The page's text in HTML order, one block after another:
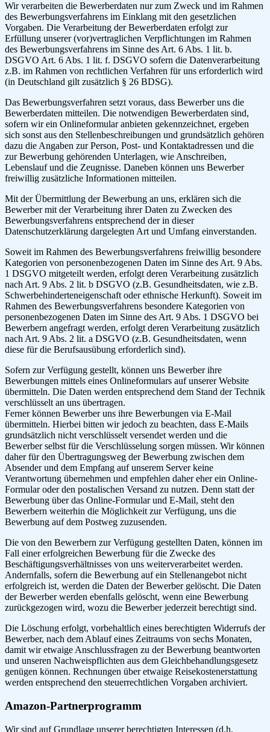
Wir verarbeiten die Bewerberdaten nur zum Zweck und im Rahmen
des Bewerbungsverfahrens im Einklang mit den gesetzlichen
Vorgaben. Die Verarbeitung der Bewerberdaten erfolgt zur
Erfüllung unserer (vor)vertraglichen Verpflichtungen im Rahmen
des Bewerbungsverfahrens im Sinne des Art. 6 Abs. 1 lit. b.
DSGVO Art. 6 Abs. 1 lit. f. DSGVO sofern die Datenverarbeitung
z.B. im Rahmen von rechtlichen Verfahren für uns erforderlich wird
(in Deutschland gilt zusätzlich § 26 BDSG).
Das Bewerbungsverfahren setzt voraus, dass Bewerber uns die
Bewerberdaten mitteilen. Die notwendigen Bewerberdaten sind,
sofern wir ein Onlineformular anbieten gekennzeichnet, ergeben
sich sonst aus den Stellenbeschreibungen und grundsätzlich gehören
dazu die Angaben zur Person, Post- und Kontaktadressen und die
zur Bewerbung gehörenden Unterlagen, wie Anschreiben,
Lebenslauf und die Zeugnisse. Daneben können uns Bewerber
freiwillig zusätzliche Informationen mitteilen.
Mit der Übermittlung der Bewerbung an uns, erklären sich die
Bewerber mit der Verarbeitung ihrer Daten zu Zwecken des
Bewerbungsverfahrens entsprechend der in dieser
Datenschutzerklärung dargelegten Art und Umfang einverstanden.
Soweit im Rahmen des Bewerbungsverfahrens freiwillig besondere
Kategorien von personenbezogenen Daten im Sinne des Art. 9 Abs.
1 DSGVO mitgeteilt werden, erfolgt deren Verarbeitung zusätzlich
nach Art. 9 Abs. 2 lit. b DSGVO (z.B. Gesundheitsdaten, wie z.B.
Schwerbehinderteneigenschaft oder ethnische Herkunft). Soweit im
Rahmen des Bewerbungsverfahrens besondere Kategorien von
personenbezogenen Daten im Sinne des Art. 9 Abs. 1 DSGVO bei
Bewerbern angefragt werden, erfolgt deren Verarbeitung zusätzlich
nach Art. 9 Abs. 2 lit. a DSGVO (z.B. Gesundheitsdaten, wenn
diese für die Berufsausübung erforderlich sind).
Sofern zur Verfügung gestellt, können uns Bewerber ihre
Bewerbungen mittels eines Onlineformulars auf unserer Website
übermitteln. Die Daten werden entsprechend dem Stand der Technik
verschlüsselt an uns übertragen.
Ferner können Bewerber uns ihre Bewerbungen via E-Mail
übermitteln. Hierbei bitten wir jedoch zu beachten, dass E-Mails
grundsätzlich nicht verschlüsselt versendet werden und die
Bewerber selbst für die Verschlüsselung sorgen müssen. Wir können
daher für den Übertragungsweg der Bewerbung zwischen dem
Absender und dem Empfang auf unserem Server keine
Verantwortung übernehmen und empfehlen daher eher ein Online-
Formular oder den postalischen Versand zu nutzen. Denn statt der
Bewerbung über das Online-Formular und E-Mail, steht den
Bewerbern weiterhin die Möglichkeit zur Verfügung, uns die
Bewerbung auf dem Postweg zuzusenden.
Die von den Bewerbern zur Verfügung gestellten Daten, können im
Fall einer erfolgreichen Bewerbung für die Zwecke des
Beschäftigungsverhältnisses von uns weiterverarbeitet werden.
Andernfalls, sofern die Bewerbung auf ein Stellenangebot nicht
erfolgreich ist, werden die Daten der Bewerber gelöscht. Die Daten
der Bewerber werden ebenfalls gelöscht, wenn eine Bewerbung
zurückgezogen wird, wozu die Bewerber jederzeit berechtigt sind.
Die Löschung erfolgt, vorbehaltlich eines berechtigten Widerrufs der
Bewerber, nach dem Ablauf eines Zeitraums von sechs Monaten,
damit wir etwaige Anschlussfragen zu der Bewerbung beantworten
und unseren Nachweispflichten aus dem Gleichbehandlungsgesetz
genügen können. Rechnungen über etwaige Reisekostenerstattung
werden entsprechend den steuerrechtlichen Vorgaben archiviert.
Amazon-Partnerprogramm
Wir sind auf Grundlage unserer berechtigten Interessen (d.h.